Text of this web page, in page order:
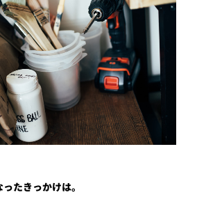
たきっかけは。